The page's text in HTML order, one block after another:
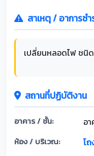
สาเหตุ / อาการช
เปลี่ยนหลอดไฟ ชนิ
สถานที่ปฏิบัติงาน
อาคาร / ชั้น: อ
ห้อง / บริเวณ: โถ